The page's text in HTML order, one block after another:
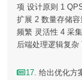
项 设计原则 1
扩展 2 数量存储
频繁 灵活性 4 采
后端处理逻辑复
17. 给出优化方